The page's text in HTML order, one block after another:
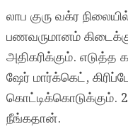
லாப குரு வக்ர
பணவருமானம்
அதிகரிக்கும். எடுத்த
ஷேர் மார்க்கெட்,
கொட்டிக்கொடுக்கும்.
நீங்கதான்.